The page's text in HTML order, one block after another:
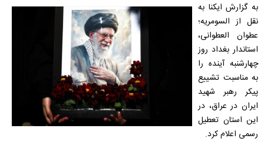
به گزارش ایکنا به
نقل از السومریه؛
عطوان العطوانی،
استاندار بغداد روز
چهارشنبه آینده را
به مناسبت تشییع
پیکر رهبر شهید
ایران در عراق، در
این استان تعطیل
رسمی اعلام کرد.